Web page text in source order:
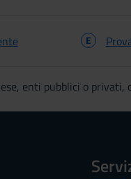
E
enti pubblici o privati,